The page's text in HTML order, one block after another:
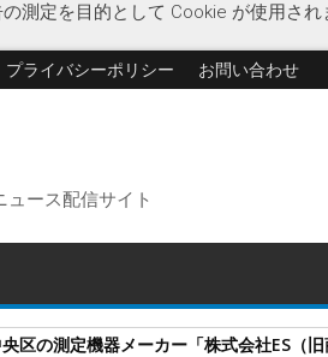
測定を目的として Cookie が使用され
プライバシーポリシー お問い合わせ
ュース配信サイト
区の測定機器メーカー「株式会社ES（